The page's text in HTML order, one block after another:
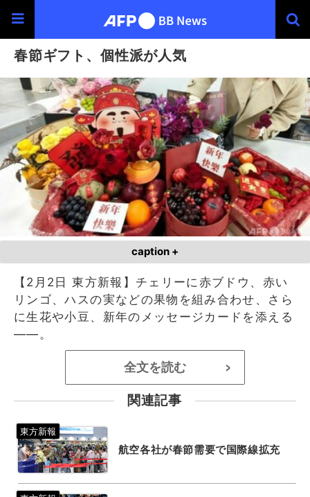
春節ギフト、個性派が人気
caption +
【2月2日 東方新報】チェリーに赤ブドウ、赤い
リンゴ、ハスの実などの果物を組み合わせ、さら
に生花や小豆、新年のメッセージカードを添える
――。
全文を読む >
関連記事
航空各社が春節需要で国際線拡充